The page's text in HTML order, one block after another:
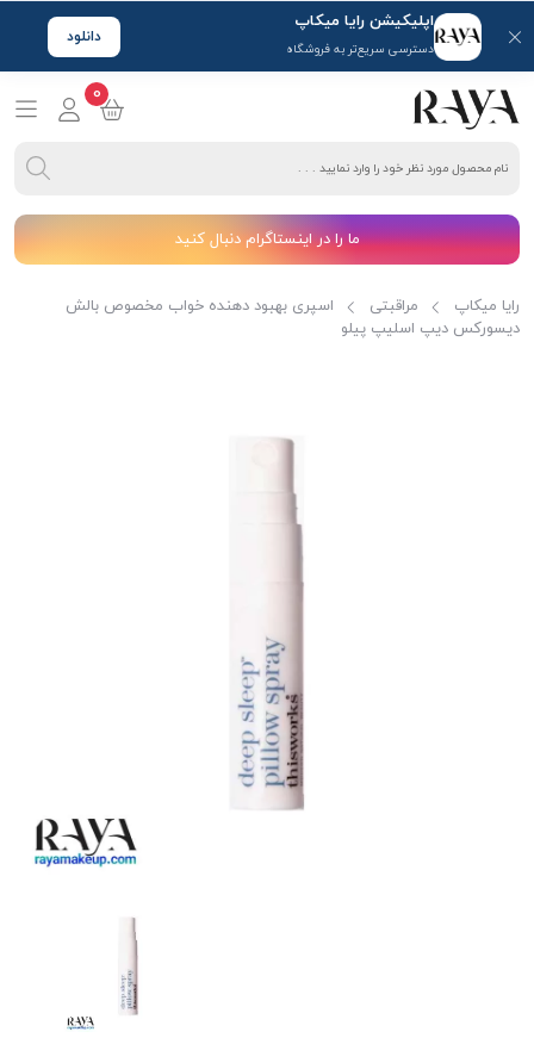
اپلیکیشن رایا میکاپ
دسترسی سریع‌تر به فروشگاه
دانلود
0
ما را در اینستاگرام دنبال کنید
رایا میکاپ مراقبتی
اسپری بهبود دهنده خواب مخصوص بالش
دیسورکس دیپ اسلیپ پیلو